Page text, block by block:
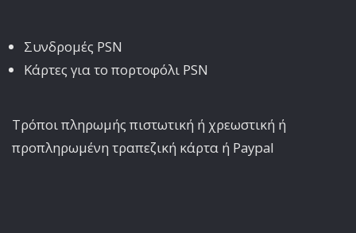
Συνδρομές PSN
Κάρτες για το πορτοφόλι PSN
Τρόποι πληρωμής πιστωτική ή χρεωστική ή
προπληρωμένη τραπεζική κάρτα ή Paypal